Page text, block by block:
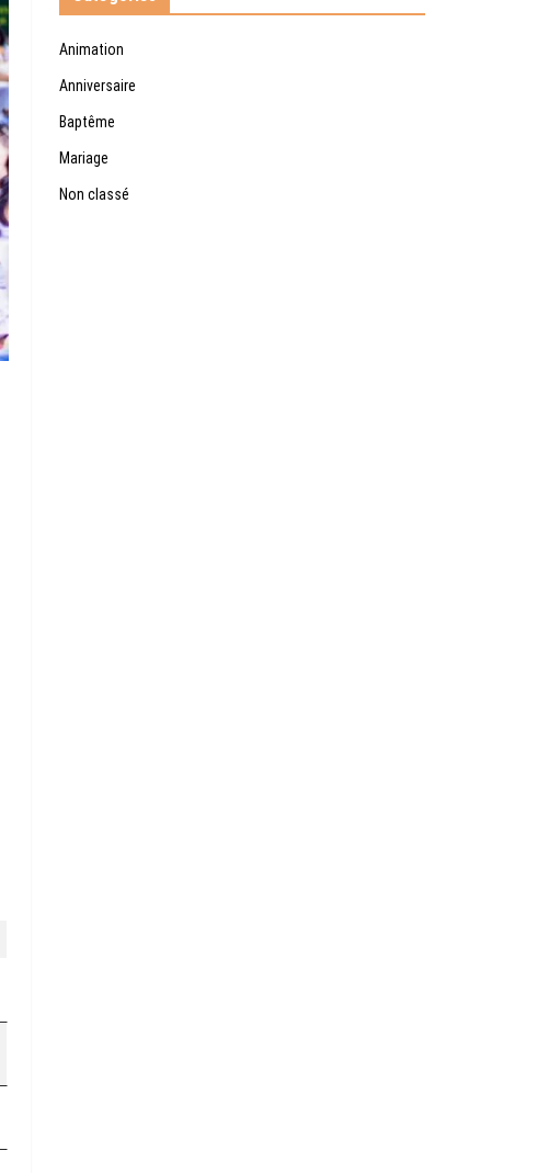
Animation
Anniversaire
Baptême
Mariage
Non classé